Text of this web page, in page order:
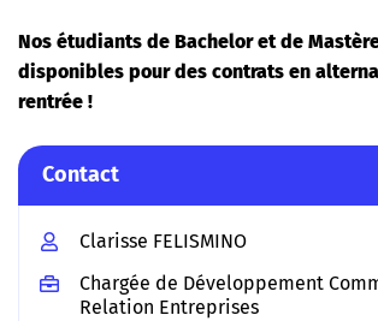
Nos étudiants de Bachelor et de
disponibles pour des contrats en
rentrée !
Contact
Clarisse FELISMINO
Chargée de Développement
Relation Entreprises